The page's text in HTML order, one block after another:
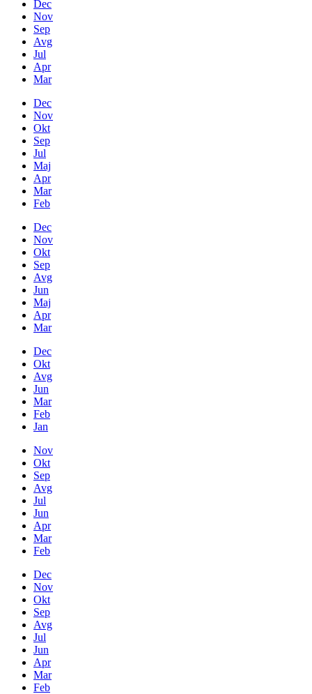
Dec
Nov
Sep
Avg
Jul
Apr
Mar
Dec
Nov
Okt
Sep
Jul
Maj
Apr
Mar
Feb
Dec
Nov
Okt
Sep
Avg
Jun
Maj
Apr
Mar
Dec
Okt
Avg
Jun
Mar
Feb
Jan
Nov
Okt
Sep
Avg
Jul
Jun
Apr
Mar
Feb
Dec
Nov
Okt
Sep
Avg
Jul
Jun
Apr
Mar
Feb